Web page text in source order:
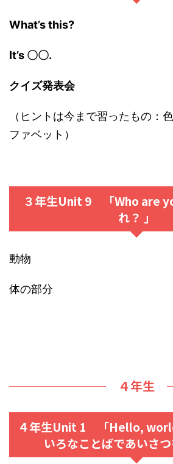
What’s this?
It’s 〇〇.
クイズ発表会
（ヒントは今まで習ったもの：
ファベット）
３年生Unit 9 「Who are
れ？ 」
動物
体の部分
４年生
４年生Unit 1 「Hello,
いろなことばであいさつ